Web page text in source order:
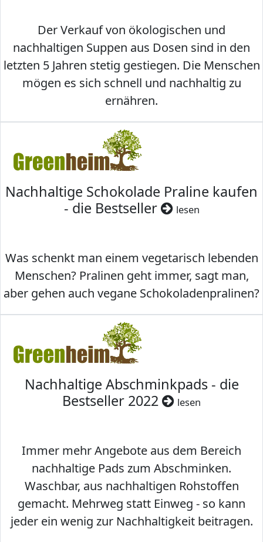
Der Verkauf von ökologischen und
nachhaltigen Suppen aus Dosen sind in den
letzten 5 Jahren stetig gestiegen. Die Menschen
mögen es sich schnell und nachhaltig zu
ernähren.
Nachhaltige Schokolade Praline kaufen
- die Bestseller
lesen
Was schenkt man einem vegetarisch lebenden
Menschen? Pralinen geht immer, sagt man,
aber gehen auch vegane Schokoladenpralinen?
Nachhaltige Abschminkpads - die
Bestseller 2022
lesen
Immer mehr Angebote aus dem Bereich
nachhaltige Pads zum Abschminken.
Waschbar, aus nachhaltigen Rohstoffen
gemacht. Mehrweg statt Einweg - so kann
jeder ein wenig zur Nachhaltigkeit beitragen.